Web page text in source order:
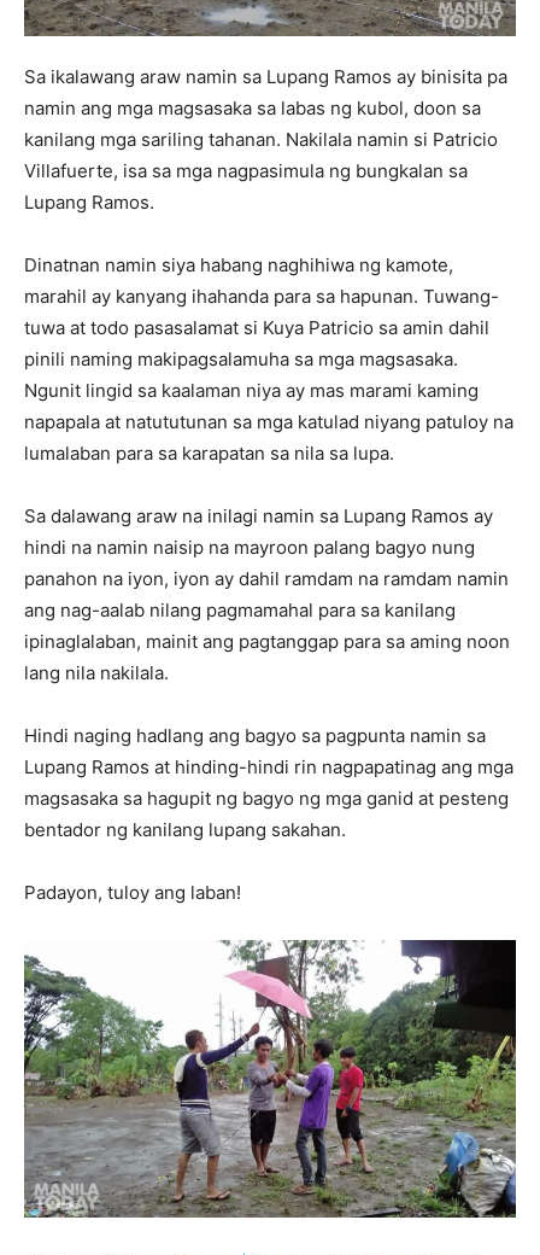
Sa ikalawang araw namin sa Lupang Ramos ay binisita pa
namin ang mga magsasaka sa labas ng kubol, doon sa
kanilang mga sariling tahanan. Nakilala namin si Patricio
Villafuerte, isa sa mga nagpasimula ng bungkalan sa
Lupang Ramos.
Dinatnan namin siya habang naghihiwa ng kamote,
marahil ay kanyang ihahanda para sa hapunan. Tuwang-
tuwa at todo pasasalamat si Kuya Patricio sa amin dahil
pinili naming makipagsalamuha sa mga magsasaka.
Ngunit lingid sa kaalaman niya ay mas marami kaming
napapala at natututunan sa mga katulad niyang patuloy na
lumalaban para sa karapatan sa nila sa lupa.
Sa dalawang araw na inilagi namin sa Lupang Ramos ay
hindi na namin naisip na mayroon palang bagyo nung
panahon na iyon, iyon ay dahil ramdam na ramdam namin
ang nag-aalab nilang pagmamahal para sa kanilang
ipinaglalaban, mainit ang pagtanggap para sa aming noon
lang nila nakilala.
Hindi naging hadlang ang bagyo sa pagpunta namin sa
Lupang Ramos at hinding-hindi rin nagpapatinag ang mga
magsasaka sa hagupit ng bagyo ng mga ganid at pesteng
bentador ng kanilang lupang sakahan.
Padayon, tuloy ang laban!